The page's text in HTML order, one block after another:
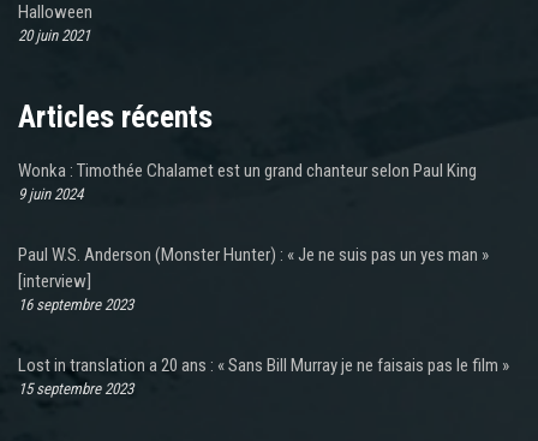
Halloween
20 juin 2021
Articles récents
Wonka : Timothée Chalamet est un grand chanteur selon Paul King
9 juin 2024
Paul W.S. Anderson (Monster Hunter) : « Je ne suis pas un yes man »
[interview]
16 septembre 2023
Lost in translation a 20 ans : « Sans Bill Murray je ne faisais pas le film »
15 septembre 2023